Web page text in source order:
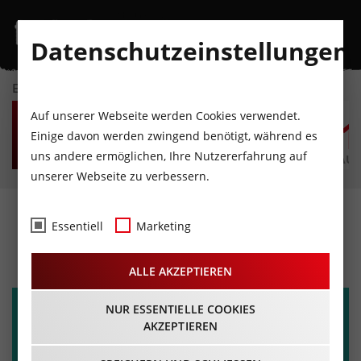
EVENTKALENDER
FR
7
AUGUST
SA
8
AUGUST
SO
9
AUGUST
MO
10
AUGUST
DI
11
AUGUST
BRIDGE BEAT FESTIVAL
20.07.2024 - Beginn 18:00 Uhr
Datenschutzeinstellungen
Auf unserer Webseite werden Cookies verwendet.
Einige davon werden zwingend benötigt, während es
uns andere ermöglichen, Ihre Nutzererfahrung auf
unserer Webseite zu verbessern.
Essentiell Marketing
ALLE AKZEPTIEREN
NUR ESSENTIELLE COOKIES
AKZEPTIEREN